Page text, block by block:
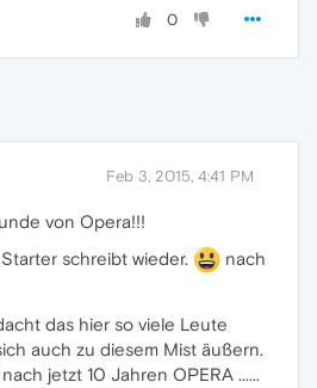
0
Feb 3, 2015, 4:41 PM
von Opera!!!
schreibt wieder.
nach
das hier so viele Leute
auch zu diesem Mist äußern.
jetzt 10 Jahren OPERA ......